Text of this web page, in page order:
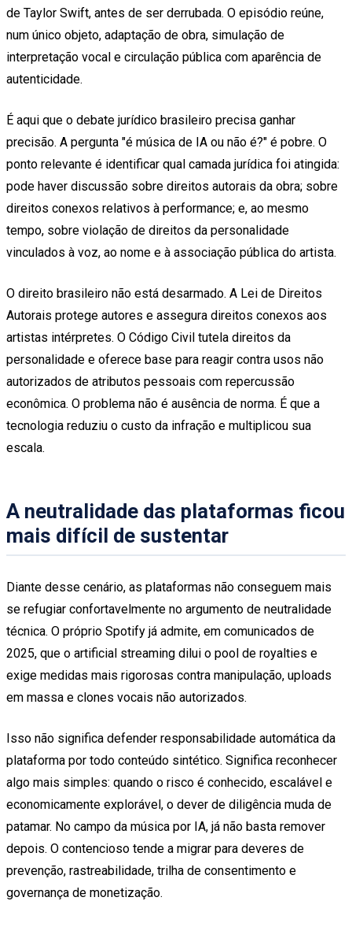
de Taylor Swift, antes de ser derrubada. O episódio reúne,
num único objeto, adaptação de obra, simulação de
interpretação vocal e circulação pública com aparência de
autenticidade.
É aqui que o debate jurídico brasileiro precisa ganhar
precisão. A pergunta "é música de IA ou não é?" é pobre. O
ponto relevante é identificar qual camada jurídica foi atingida:
pode haver discussão sobre direitos autorais da obra; sobre
direitos conexos relativos à performance; e, ao mesmo
tempo, sobre violação de direitos da personalidade
vinculados à voz, ao nome e à associação pública do artista.
O direito brasileiro não está desarmado. A Lei de Direitos
Autorais protege autores e assegura direitos conexos aos
artistas intérpretes. O Código Civil tutela direitos da
personalidade e oferece base para reagir contra usos não
autorizados de atributos pessoais com repercussão
econômica. O problema não é ausência de norma. É que a
tecnologia reduziu o custo da infração e multiplicou sua
escala.
A neutralidade das plataformas ficou
mais difícil de sustentar
Diante desse cenário, as plataformas não conseguem mais
se refugiar confortavelmente no argumento de neutralidade
técnica. O próprio Spotify já admite, em comunicados de
2025, que o artificial streaming dilui o pool de royalties e
exige medidas mais rigorosas contra manipulação, uploads
em massa e clones vocais não autorizados.
Isso não significa defender responsabilidade automática da
plataforma por todo conteúdo sintético. Significa reconhecer
algo mais simples: quando o risco é conhecido, escalável e
economicamente explorável, o dever de diligência muda de
patamar. No campo da música por IA, já não basta remover
depois. O contencioso tende a migrar para deveres de
prevenção, rastreabilidade, trilha de consentimento e
governança de monetização.